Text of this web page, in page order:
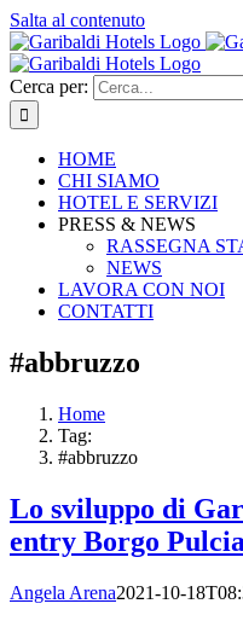
Salta al contenuto
Cerca per:
HOME
CHI SIAMO
HOTEL E SERVIZI
PRESS & NEWS
RASSEGNA
NEWS
LAVORA CON NOI
CONTATTI
#abbruzzo
Home
Tag:
#abbruzzo
Lo sviluppo di
entry Borgo
Angela Arena2021-10-